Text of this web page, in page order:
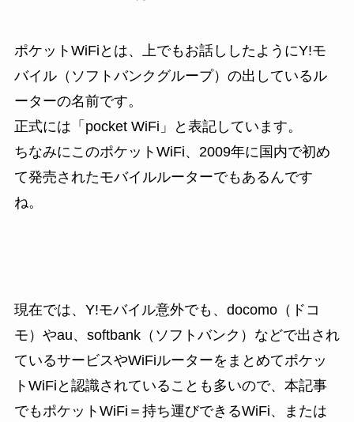
ポケットWiFiとは、上でもお話ししたようにY!モ
バイル（ソフトバンクグループ）の出しているル
ーターの名前です。
正式には「pocket WiFi」と表記しています。
ちなみにこのポケットWiFi、2009年に国内で初め
て発売されたモバイルルーターでもあるんです
ね。
現在では、Y!モバイル意外でも、docomo（ドコ
モ）やau、softbank（ソフトバンク）などで出され
ているサービスやWiFiルーターをまとめてポケッ
トWiFiと認識されていることも多いので、本記事
でもポケットWiFi＝持ち運びできるWiFi、または